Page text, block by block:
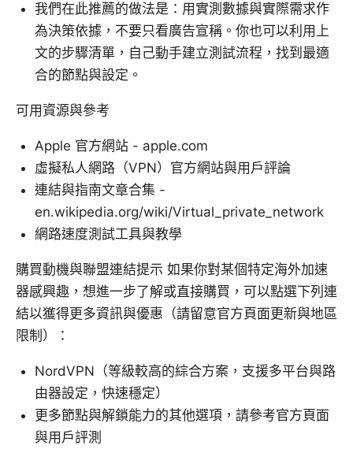
我們在此推薦的做法是：用實測數據與實際需求作
為決策依據，不要只看廣告宣稱。你也可以利用上
文的步驟清單，自己動手建立測試流程，找到最適
合的節點與設定。
可用資源與參考
Apple 官方網站 - apple.com
虛擬私人網路（VPN）官方網站與用戶評論
連結與指南文章合集 -
en.wikipedia.org/wiki/Virtual_private_network
網路速度測試工具與教學
購買動機與聯盟連結提示 如果你對某個特定海外加速
器感興趣，想進一步了解或直接購買，可以點選下列連
結以獲得更多資訊與優惠（請留意官方頁面更新與地區
限制）：
NordVPN（等級較高的綜合方案，支援多平台與路
由器設定，快速穩定）
更多節點與解鎖能力的其他選項，請參考官方頁面
與用戶評測